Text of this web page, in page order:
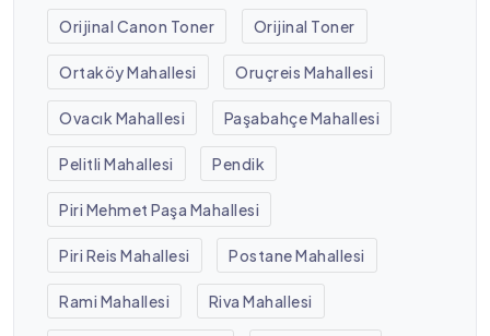
Orijinal Canon Toner Orijinal Toner
Ortaköy Mahallesi Oruçreis Mahallesi
Ovacık Mahallesi Paşabahçe Mahallesi
Pelitli Mahallesi Pendik
Piri Mehmet Paşa Mahallesi
Piri Reis Mahallesi Postane Mahallesi
Rami Mahallesi Riva Mahallesi